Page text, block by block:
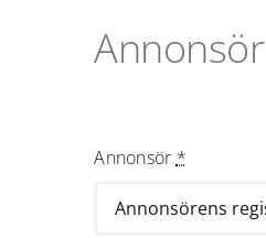
Annonsör
Annonsör *